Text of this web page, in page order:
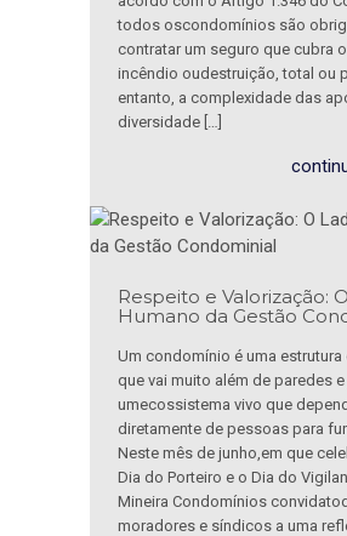
todos oscondomínios são
contratar um seguro que cubra
incêndio oudestruição, total ou
entanto, a complexidade das
diversidade […]
Respeito e Valorização:
Humano da Gestão
Um condomínio é uma estrutura
que vai muito além de paredes e
umecossistema vivo que
diretamente de pessoas para
Neste mês de junho,em que
Dia do Porteiro e o Dia do
Mineira Condomínios
moradores e síndicos a uma